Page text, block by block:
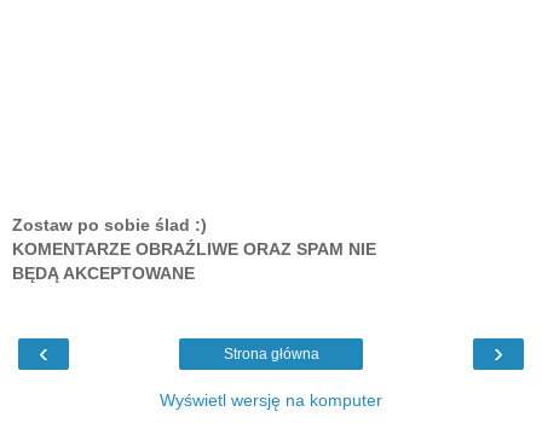
Zostaw po sobie ślad :)
KOMENTARZE OBRAŹLIWE ORAZ SPAM NIE
BĘDĄ AKCEPTOWANE
‹ ›
Strona główna
Wyświetl wersję na komputer